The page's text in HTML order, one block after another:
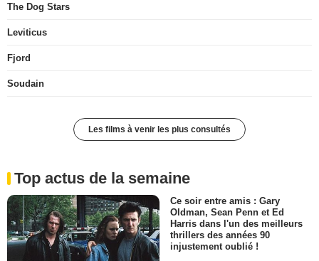
The Dog Stars
Leviticus
Fjord
Soudain
Les films à venir les plus consultés
Top actus de la semaine
Ce soir entre amis : Gary
Oldman, Sean Penn et Ed
Harris dans l'un des meilleurs
thrillers des années 90
injustement oublié !